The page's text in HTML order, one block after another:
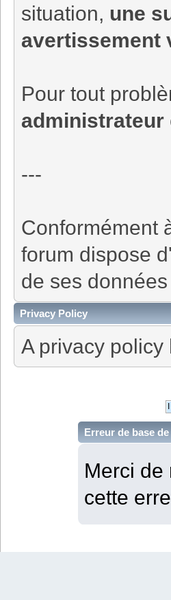
situation, une
avertissement
Pour tout
administrateur
---
Conformément
forum dispose
de ses
Privacy Policy
A privacy
Erreur de base
Merci de
cette